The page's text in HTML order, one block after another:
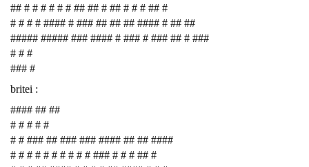
## # # # # # # ## ## # ## # # # ## #
# # # # #### # ### ## ## ## #### # ## ##
##### ##### ### #### # ### # ### ## # ###
# # #
### #
britei :
#### ## ##
# # # # #
# # ### ## ### ### #### ## ## ####
# # # # # # # # # # ### # # # ## #